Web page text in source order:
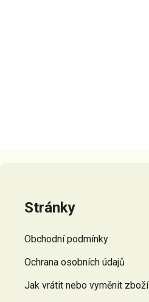
Stránky
Obchodní podmínky
Ochrana osobních údajů
Jak vrátit nebo vyměnit zboží